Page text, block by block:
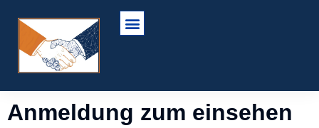
Anmeldung zum einsehen